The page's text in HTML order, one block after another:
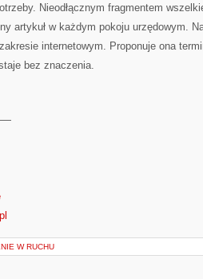
Nieodłącznym fragmentem
artykuł w każdym pokoju urzędowym.
internetowym. Proponuje ona
bez znaczenia.
W RUCHU